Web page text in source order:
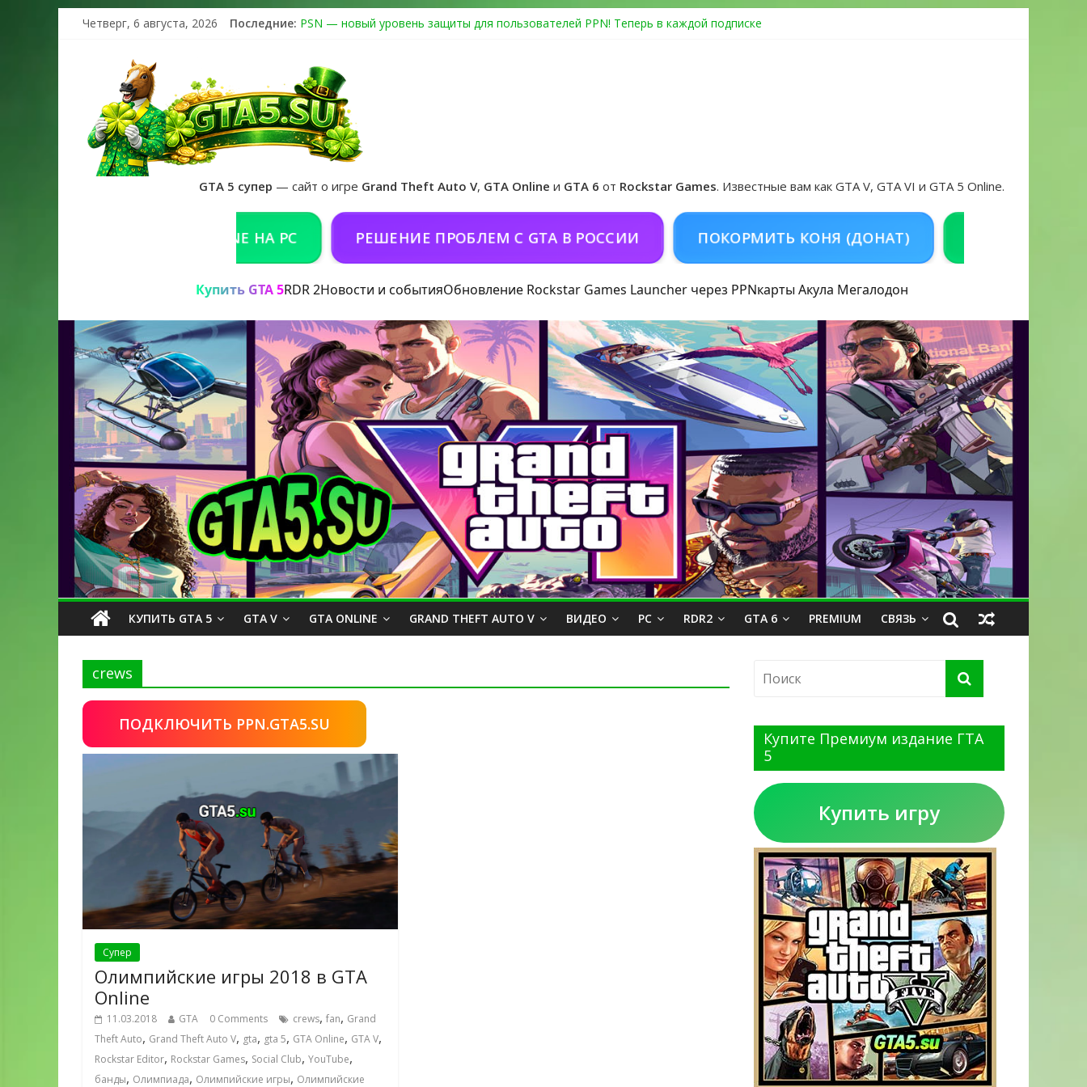
Четверг, 6 августа, 2026 Последние: PSN — новый уровень защиты для пользователей PPN! Теперь в каждой подписке
Получайте особые награды в GTA Online по программе Fine Art Collector
GTA 6 официальная обложка игры и Предзаказ Grand Theft Auto VI
GTA 5 супер — сайт о игре Grand Theft Auto V, GTA Online и GTA 6 от Rockstar Games. Известные вам как GTA V, GTA VI и GTA 5 Online.
КУПИТЬ GTA 5 ONLINE НА PC РЕШЕНИЕ ПРОБЛЕМ С GTA В РОССИИ ПОКОРМИТЬ КОНЯ (ДОНАТ)
Купить GTA 5RDR 2Новости и событияОбновление Rockstar Games Launcher через PPNкарты Акула Мегалодон
КУПИТЬ GTA 5 GTA V GTA ONLINE GRAND THEFT AUTO V ВИДЕО PC RDR2 GTA 6 PREMIUM СВЯЗЬ
crews
ПОДКЛЮЧИТЬ PPN.GTA5.SU
Супер
Олимпийские игры 2018 в GTA
Online
11.03.2018 GTA 0 Comments crews, fan, Grand
Theft Auto, Grand Theft Auto V, gta, gta 5, GTA Online, GTA V,
Rockstar Editor, Rockstar Games, Social Club, YouTube,
банды, Олимпиада, Олимпийские игры, Олимпийские
Купите Премиум издание ГТА
5
Купить игру